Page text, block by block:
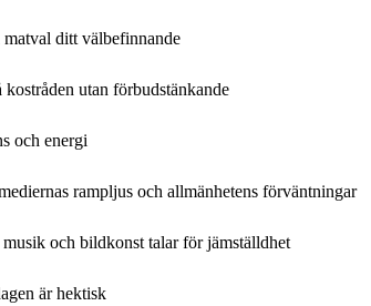
ditt välbefinnande
utan förbudstänkande
och energi
rampljus och allmänhetens förväntningar
och bildkonst talar för jämställdhet
är hektisk